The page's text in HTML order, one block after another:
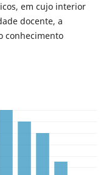
em cujo interior
docente, a
conhecimento